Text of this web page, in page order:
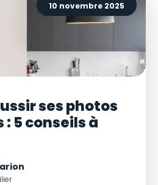
10 novembre 2025
ses photos
5 conseils à